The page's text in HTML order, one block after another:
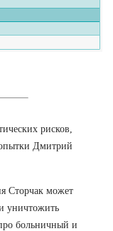
рисков,
Дмитрий
Сторчак может
уничтожить
больничный и